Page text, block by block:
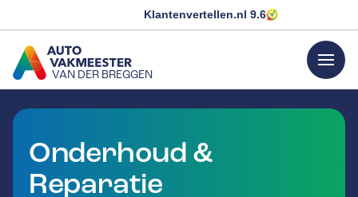
Klantenvertellen.nl 9.6
VAN DER BREGGEN
GA NAAR DE HOMEPAGINA
menu
Onderhoud &
Reparatie